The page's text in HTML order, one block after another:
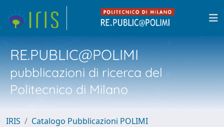
RE.PUBLIC@POLIMI
pubblicazioni di ricerca del
Politecnico di Milano
IRIS
Catalogo Pubblicazioni POLIMI